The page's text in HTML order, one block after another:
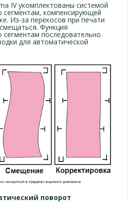
IV укомплектованы системой
сегментам, компенсирующей
Из-за перекосов при печати
Функция
сегментам последовательно
для автоматической
поворот